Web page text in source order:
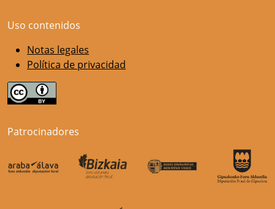
Uso contenidos
Notas legales
Política de privacidad
Patrocinadores